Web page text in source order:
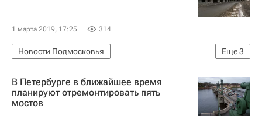
1 марта 2019, 17:25 314
Еще3
Новости Подмосковья
Московская область (Подмосковье)
Новости - Недвижимость
Минмособлимущество
В Петербурге в ближайшее время
планируют отремонтировать пять
мостов